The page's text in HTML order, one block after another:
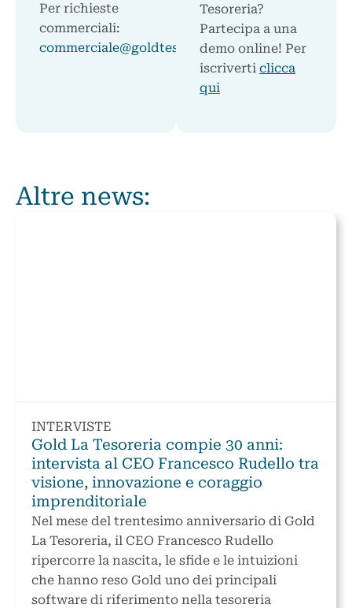
Per richieste
commerciali:
commerciale@goldtesoreria.it
Tesoreria?
Partecipa a una
demo online! Per
iscriverti clicca
qui
Altre news:
INTERVISTE
Gold La Tesoreria compie 30 anni:
intervista al CEO Francesco Rudello tra
visione, innovazione e coraggio
imprenditoriale
Nel mese del trentesimo anniversario di Gold
La Tesoreria, il CEO Francesco Rudello
ripercorre la nascita, le sfide e le intuizioni
che hanno reso Gold uno dei principali
software di riferimento nella tesoreria